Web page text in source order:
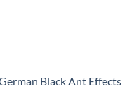
Black Ant Effects